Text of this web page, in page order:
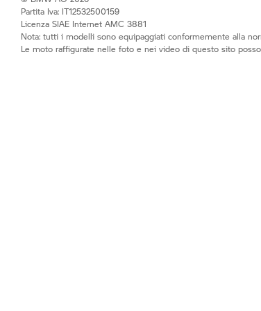
Partita Iva: IT12532500159
Licenza SIAE Internet AMC 3881
Nota: tutti i modelli sono equipaggiati conformemente alla
Le moto raffigurate nelle foto e nei video di questo sito